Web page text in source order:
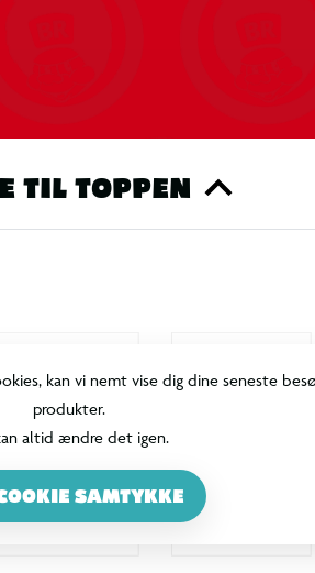
og leg.
TIL TOPPEN
kan vi nemt vise dig dine seneste
produkter.
altid ændre det igen.
SAMTYKKE